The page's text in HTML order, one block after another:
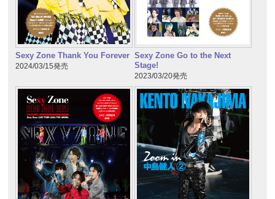
Sexy Zone Thank You Forever
2024/03/15発売
Sexy Zone Go to the Next
Stage!
2023/03/20発売